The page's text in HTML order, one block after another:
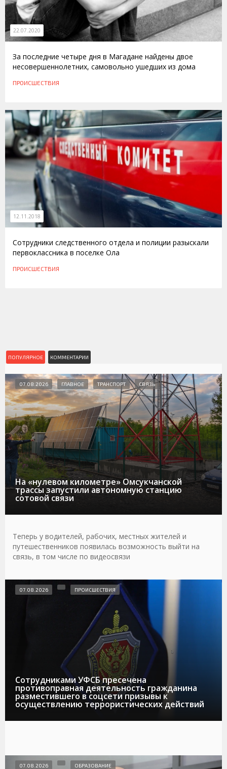
22.07.2020
За последние четыре дня в Магадане найдены двое
несовершеннолетних, самовольно ушедших из дома
ПРОИСШЕСТВИЯ
12.11.2018
Сотрудники следственного отдела и полиции разыскали
первоклассника в поселке Ола
ПРОИСШЕСТВИЯ
ПОПУЛЯРНОЕ КОММЕНТАРИИ
На «нулевом километре» Омсукчанской
трассы запустили автономную станцию
сотовой связи
07.08.2026 ГЛАВНОЕ ТРАНСПОРТ СВЯЗЬ
Теперь у водителей, рабочих, местных жителей и
путешественников появилась возможность выйти на
связь, в том числе по видеосвязи
Сотрудниками УФСБ пресечена
противоправная деятельность гражданина
разместившего в соцсети призывы к
осуществлению террористических действий
07.08.2026 ПРОИСШЕСТВИЯ
07.08.2026 ОБРАЗОВАНИЕ